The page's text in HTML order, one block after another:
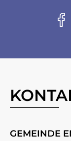
Socials
GEMEINDE